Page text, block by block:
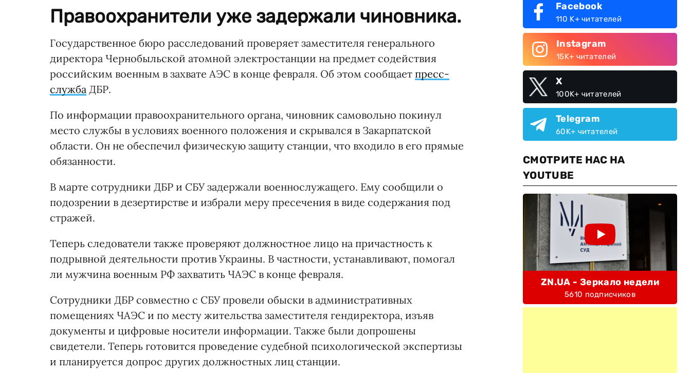
Правоохранители уже задержали чиновника.
Государственное бюро расследований проверяет заместителя генерального
директора Чернобыльской атомной электростанции на предмет содействия
российским военным в захвате АЭС в конце февраля. Об этом сообщает пресс-
служба ДБР.
По информации правоохранительного органа, чиновник самовольно покинул
место службы в условиях военного положения и скрывался в Закарпатской
области. Он не обеспечил физическую защиту станции, что входило в его прямые
обязанности.
В марте сотрудники ДБР и СБУ задержали военнослужащего. Ему сообщили о
подозрении в дезертирстве и избрали меру пресечения в виде содержания под
стражей.
Теперь следователи также проверяют должностное лицо на причастность к
подрывной деятельности против Украины. В частности, устанавливают, помогал
ли мужчина военным РФ захватить ЧАЭС в конце февраля.
Сотрудники ДБР совместно с СБУ провели обыски в административных
помещениях ЧАЭС и по месту жительства заместителя гендиректора, изъяв
документы и цифровые носители информации. Также были допрошены
свидетели. Теперь готовится проведение судебной психологической экспертизы
и планируется допрос других должностных лиц станции.
Facebook
110 K+ читателей
Instagram
15K+ читателей
X
100K+ читателей
Telegram
60K+ читателей
СМОТРИТЕ НАС НА
YOUTUBE
ZN.UA - Зеркало недели
5610 подписчиков